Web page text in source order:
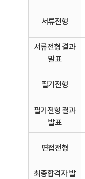
서류전형
서류전형 결과
발표
필기전형
필기전형 결과
발표
면접전형
최종합격자 발